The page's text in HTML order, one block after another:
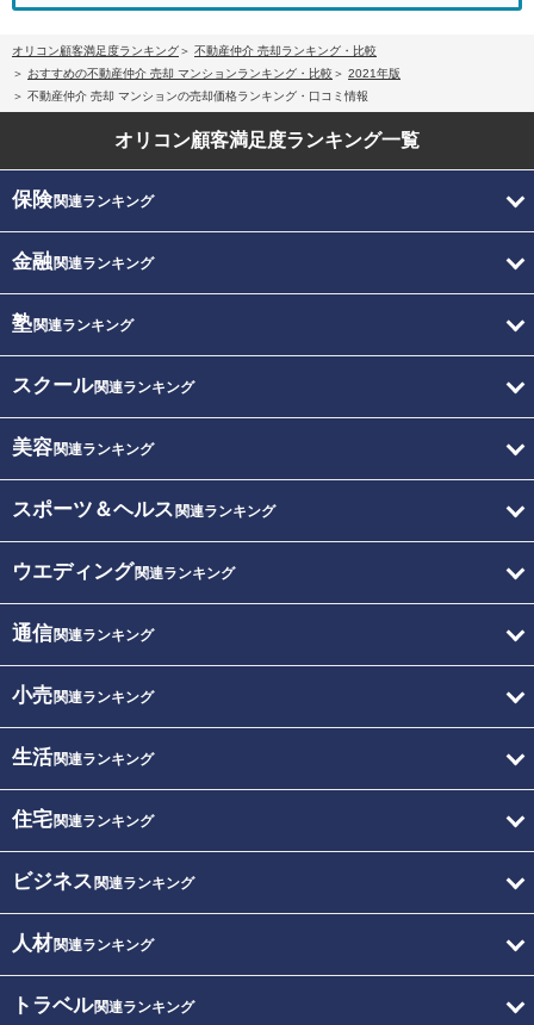
オリコン顧客満足度ランキング
不動産仲介 売却ランキング・比較
おすすめの不動産仲介 売却 マンションランキング・比較
2021年版
不動産仲介 売却 マンションの売却価格ランキング・口コミ情報
オリコン顧客満足度ランキング一覧
保険関連ランキング
金融関連ランキング
塾関連ランキング
スクール関連ランキング
美容関連ランキング
スポーツ＆ヘルス 関連ランキング
ウエディング関連ランキング
通信関連ランキング
小売関連ランキング
生活関連ランキング
住宅関連ランキング
ビジネス 関連ランキング
人材関連ランキング
トラベル関連ランキング